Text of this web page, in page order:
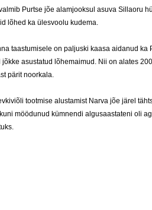
Purt­se jõe alam­jook­sul asu­va Sil­lao­ru
lõhed ka üles­voo­lu ku­de­ma.
taas­tu­mi­se­le on pal­jus­ki kaa­sa ai­da­nud ka
asus­ta­tud lõhe­mai­mud. Nii on ala­tes
pä­rit noor­ka­la.
toot­mi­se alus­ta­mist Nar­va jõe jä­rel
möö­du­nud kümnen­di al­gu­saas­ta­te­ni oli